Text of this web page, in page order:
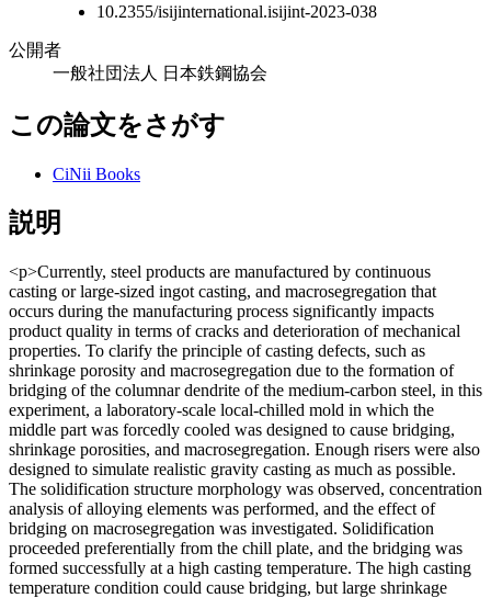
10.2355/isijinternational.isijint-2023-038
公開者
一般社団法人 日本鉄鋼協会
この論文をさがす
CiNii Books
説明
<p>Currently, steel products are manufactured by continuous
casting or large-sized ingot casting, and macrosegregation that
occurs during the manufacturing process significantly impacts
product quality in terms of cracks and deterioration of mechanical
properties. To clarify the principle of casting defects, such as
shrinkage porosity and macrosegregation due to the formation of
bridging of the columnar dendrite of the medium-carbon steel, in this
experiment, a laboratory-scale local-chilled mold in which the
middle part was forcedly cooled was designed to cause bridging,
shrinkage porosities, and macrosegregation. Enough risers were also
designed to simulate realistic gravity casting as much as possible.
The solidification structure morphology was observed, concentration
analysis of alloying elements was performed, and the effect of
bridging on macrosegregation was investigated. Solidification
proceeded preferentially from the chill plate, and the bridging was
formed successfully at a high casting temperature. The high casting
temperature condition could cause bridging, but large shrinkage